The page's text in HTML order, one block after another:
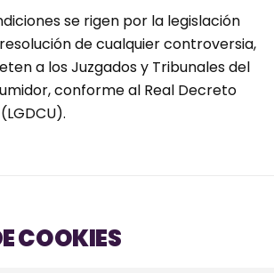
se rigen por la legislación
de cualquier controversia,
a los Juzgados y Tribunales del
conforme al Real Decreto
COOKIES